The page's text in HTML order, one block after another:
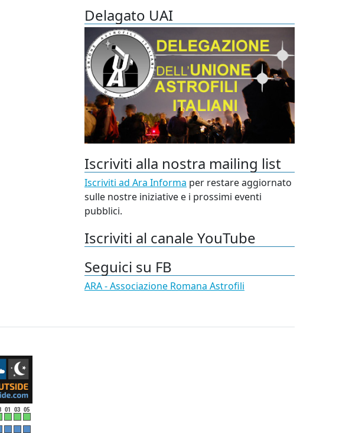
Delagato UAI
Iscriviti alla nostra mailing list
Iscriviti ad Ara Informa per restare aggiornato
sulle nostre iniziative e i prossimi eventi
pubblici.
Iscriviti al canale YouTube
Seguici su FB
ARA - Associazione Romana Astrofili